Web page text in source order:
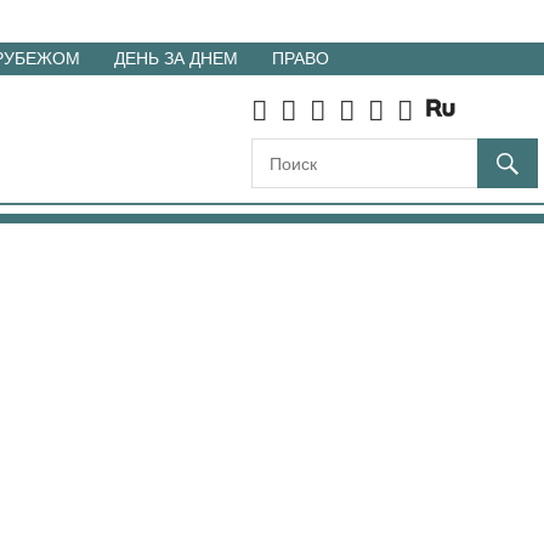
ДЕНЬ ЗА ДНЕМ ПРАВО